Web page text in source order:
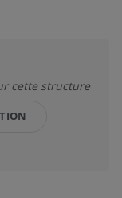
cette structure